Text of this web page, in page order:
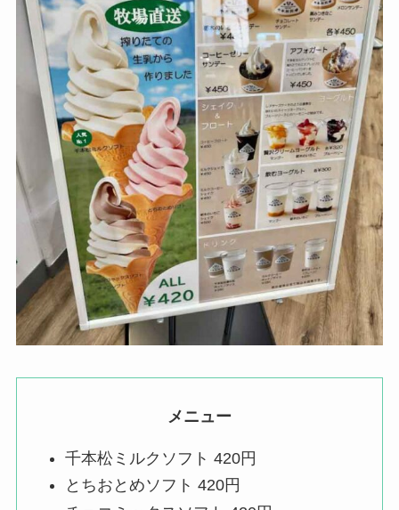
メニュー
千本松ミルクソフト 420円
とちおとめソフト 420円